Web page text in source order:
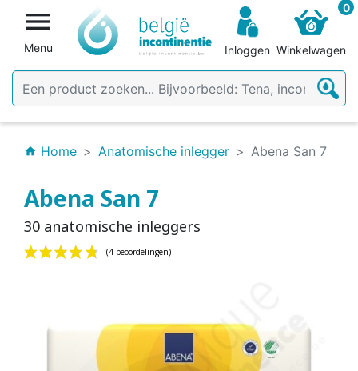

Menu Inloggen
0
Winkelwagen
home Home Anatomische inlegger Abena San 7
Abena San 7
30 anatomische inleggers